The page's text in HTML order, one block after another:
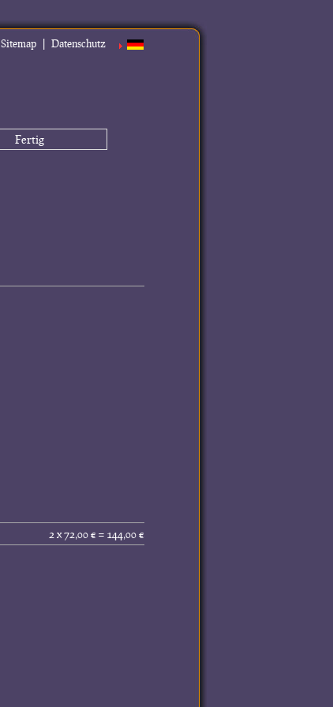
Sitemap | Datenschutz
Fertig
2 x 72,00 € = 144,00 €(inkl.